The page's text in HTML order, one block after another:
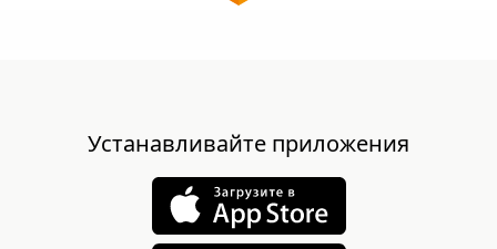
Устанавливайте приложения